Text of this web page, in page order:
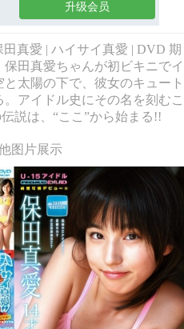
升级会员
田真愛 | ハイサイ真愛 | DVD 期
田真愛ちゃんが初ビキニでイ
太陽の下で、彼女のキュート
アイドル史にその名を刻むこ
説は、“ここ”から始まる!!
图片展示